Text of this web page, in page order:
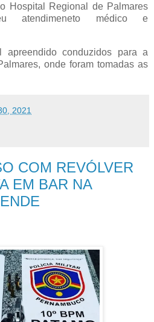
Hospital Regional de Palmares
atendimeneto médico e
conduzidos para a
onde foram tomadas as
2021
COM REVÓLVER
EM BAR NA